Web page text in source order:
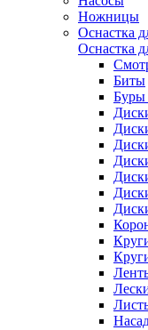
Ножницы
Оснастка
Оснастка
Биты
Буры